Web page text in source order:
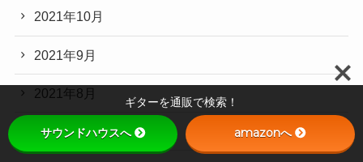
2021年10月
2021年9月
2021年8月
2021年7月
ギターを通販で検索！
サウンドハウスへ amazonへ